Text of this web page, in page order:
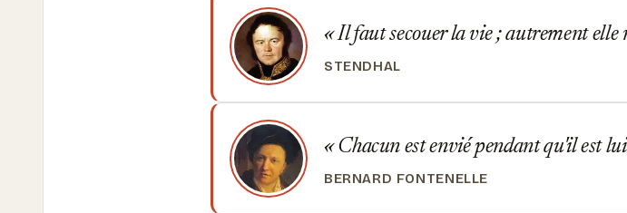
Il faut secouer la vie ; autrement elle
STENDHAL
Chacun est envié pendant qu'il est
BERNARD FONTENELLE